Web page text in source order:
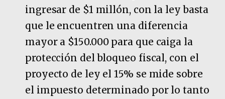
ingresar de $1 millón, con la ley basta
que le encuentren una diferencia
mayor a $150.000 para que caiga la
protección del bloqueo fiscal, con el
proyecto de ley el 15% se mide sobre
el impuesto determinado por lo tanto